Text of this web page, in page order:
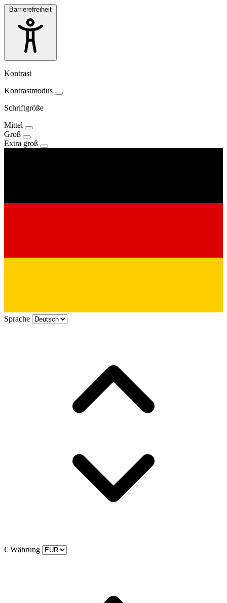
Barrierefreiheit
Kontrast
Kontrastmodus
Schriftgröße
Mittel
Groß
Extra groß
Sprache
€ Währung